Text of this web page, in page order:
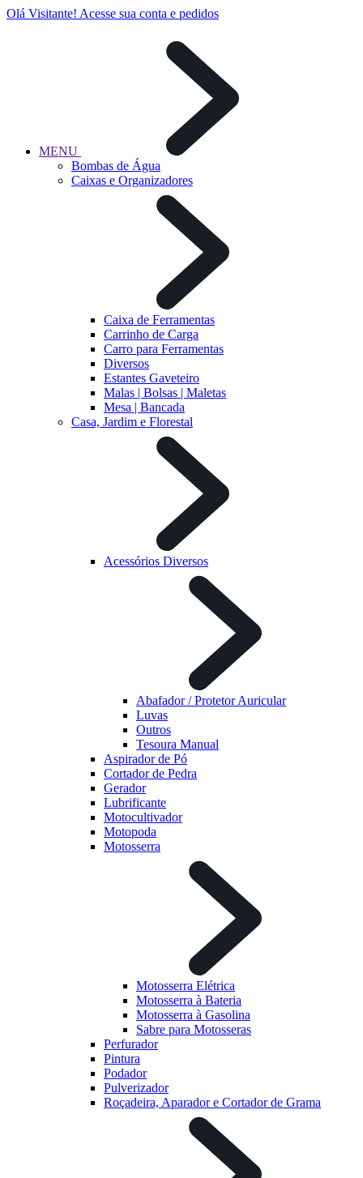
Olá Visitante! Acesse sua conta e pedidos
MENU
Bombas de Água
Caixas e Organizadores
Caixa de Ferramentas
Carrinho de Carga
Carro para Ferramentas
Diversos
Estantes Gaveteiro
Malas | Bolsas | Maletas
Mesa | Bancada
Casa, Jardim e Florestal
Acessórios Diversos
Abafador / Protetor Auricular
Luvas
Outros
Tesoura Manual
Aspirador de Pó
Cortador de Pedra
Gerador
Lubrificante
Motocultivador
Motopoda
Motosserra
Motosserra Elétrica
Motosserra à Bateria
Motosserra à Gasolina
Sabre para Motosseras
Perfurador
Pintura
Podador
Pulverizador
Roçadeira, Aparador e Cortador de Grama